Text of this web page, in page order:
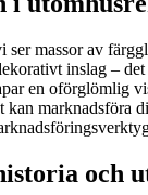
massor av
inslag –
en oförglömlig
marknadsföra
och